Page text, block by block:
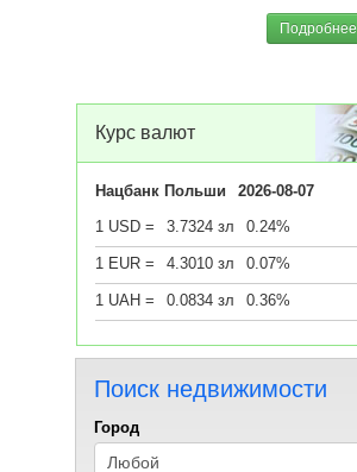
Подробнее
Курс валют
Нацбанк Польши
2026-08-07
1 USD =
3.7324 зл 0.24%
1 EUR = 4.3010 зл 0.07%
1 UAH = 0.0834 зл 0.36%
Поиск недвижимости
Город